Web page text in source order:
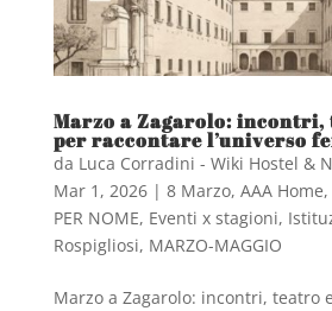
Marzo a Zagarolo:
per raccontare l’universo
da Luca Corradini - Wiki Hostel &
Mar 1, 2026| 8 Marzo, AAA Home,
PER NOME, Eventi x stagioni,
Rospigliosi, MARZO-MAGGIO
Marzo a Zagarolo: incontri, teatro